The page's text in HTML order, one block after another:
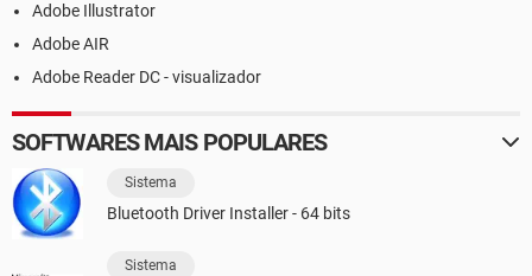
Adobe Illustrator
Adobe AIR
Adobe Reader DC - visualizador
SOFTWARES MAIS POPULARES
Sistema
Bluetooth Driver Installer - 64 bits
Sistema